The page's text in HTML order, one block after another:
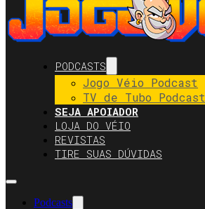
PODCASTS
Jogo Véio Podcast
TV de Tubo Podcast
SEJA APOIADOR
LOJA DO VÉIO
REVISTAS
TIRE SUAS DÚVIDAS
Podcasts